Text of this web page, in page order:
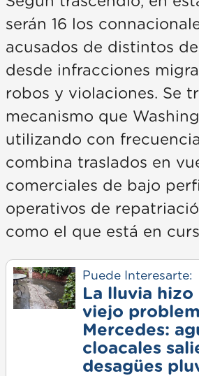
serán 16 los
acusados de distintos
desde infracciones
robos y violaciones. Se
mecanismo que
utilizando con
combina traslados en
comerciales de bajo
operativos de
como el que está en
Puede Interesarte:
La lluvia
viejo
Mercedes:
cloacales
desagües